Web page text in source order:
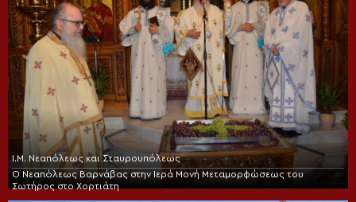
Ι.Μ. Νεαπόλεως και Σταυρουπόλεως
Ο Νεαπόλεως Βαρνάβας στην Ιερά Μονή Μεταμορφώσεως του
Σωτήρος στο Χορτιάτη